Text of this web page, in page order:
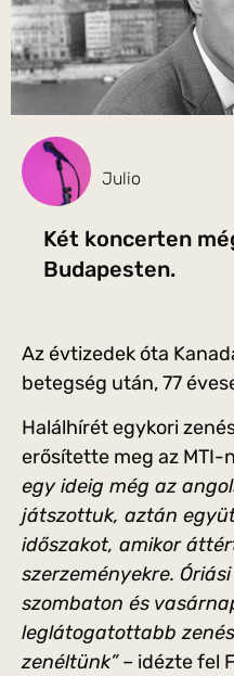
Julio
Két koncerten
Budapesten.
Az évtizedek óta
betegség után, 77
Halálhírét egykori
erősítette meg az MTI-
egy ideig még az
játszottuk, aztán
időszakot, amikor
szerzeményekre.
szombaton és
leglátogatottabb
zenéltünk”– idézte fel